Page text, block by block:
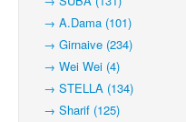
→ A.Dama (101)
→ Girnaive (234)
→ Wei Wei (4)
→ STELLA (134)
→ Sharif (125)